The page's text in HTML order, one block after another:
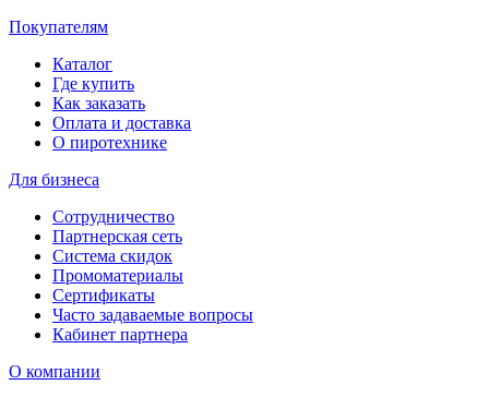
Покупателям
Каталог
Где купить
Как заказать
Оплата и доставка
О пиротехнике
Для бизнеса
Сотрудничество
Партнерская сеть
Система скидок
Промоматериалы
Сертификаты
Часто задаваемые вопросы
Кабинет партнера
О компании